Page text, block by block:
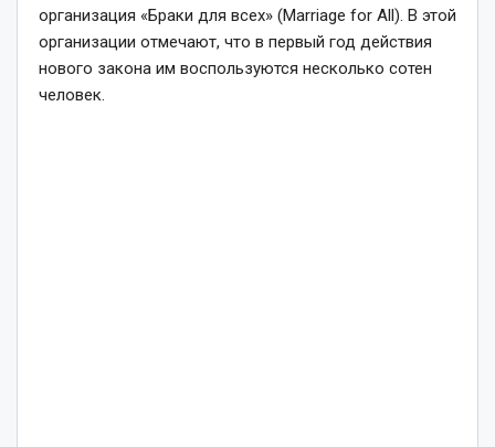
организация «Браки для всех» (Marriage for All). В этой
организации отмечают, что в первый год действия
нового закона им воспользуются несколько сотен
человек.